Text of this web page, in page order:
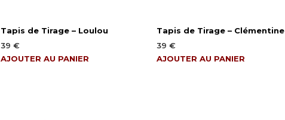
Tapis de Tirage – Loulou
39€
AJOUTER AU PANIER
Tapis de Tirage – Clémentine
39 €
AJOUTER AU PANIER